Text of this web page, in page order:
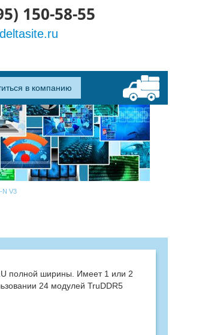
150-58-55
в компанию
N V3
полной ширины. Имеет 1 или 2
24 модулей TruDDR5